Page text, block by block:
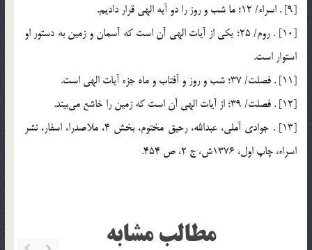
[9] . اسراء/ 12؛ ما شب و روز را دو آيه الهي قرار داديم.
[10] . روم/ 25؛ يكي از آيات الهي آن است كه آسمان و زمين به دستور او
استوار است.
[11] . فصلت/ 37؛ شب و روز و آفتاب و ماه جزء آيات الهي است.
[12] . فصلت/ 39؛ از آيات الهي آن است كه زمين را خاشع مي‌بيند.
[13] . جوادي آملي، عبدالله، رحيق مختوم، بخش 4، ملاصدرا، اسفار، نشر
اسراء، چاپ اول، 1376ش، ج 2، ص 454.
مطالب مشابه